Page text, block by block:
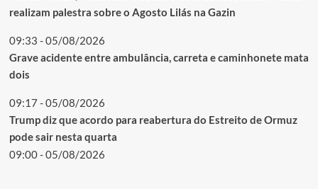
realizam palestra sobre o Agosto Lilás na Gazin
09:33 - 05/08/2026
Grave acidente entre ambulância, carreta e caminhonete mata
dois
09:17 - 05/08/2026
Trump diz que acordo para reabertura do Estreito de Ormuz
pode sair nesta quarta
09:00 - 05/08/2026